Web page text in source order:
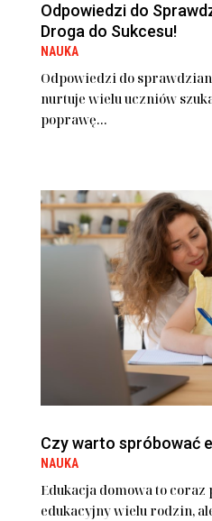
Odpowiedzi do
Droga do Sukcesu!
NAUKA
Odpowiedzi do
nurtuje wielu uczniów
poprawę...
Czy warto spróbować
NAUKA
Edukacja domowa to
edukacyjny wielu rodzin,